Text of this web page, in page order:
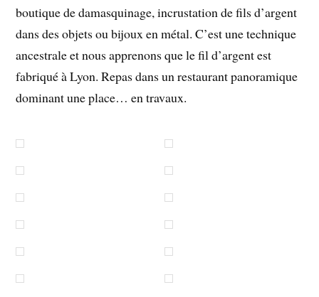
boutique de damasquinage, incrustation de fils d’argent
dans des objets ou bijoux en métal. C’est une technique
ancestrale et nous apprenons que le fil d’argent est
fabriqué à Lyon. Repas dans un restaurant panoramique
dominant une place… en travaux.